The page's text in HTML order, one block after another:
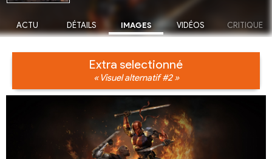
ACTU DÉTAILS IMAGES VIDÉOS CRITIQUE
Extra selectionné
« Visuel alternatif #2 »